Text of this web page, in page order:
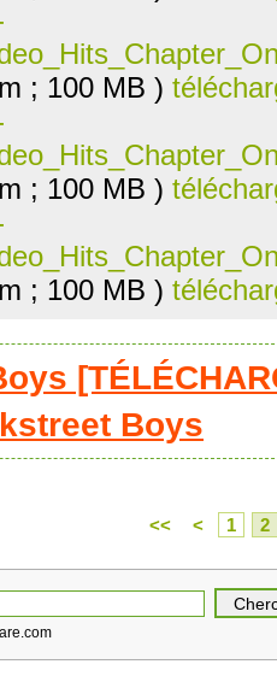
; 100 MB )
; 100 MB )
; 100 MB )
Boys
<< < 1 2